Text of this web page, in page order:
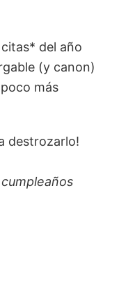
del año
(y canon)
más
destrozarlo!